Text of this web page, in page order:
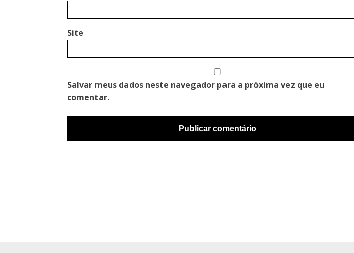
Site
Salvar meus dados neste navegador para a próxima vez que eu
comentar.